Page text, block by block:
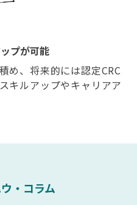
プが可能
め、将来的には認定CRC
キルアップやキャリアア
・コラム